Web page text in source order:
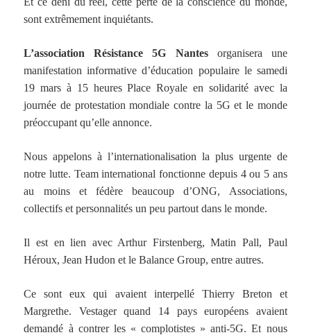
sont extrêmement inquiétants.
L’association Résistance 5G Nantesorganisera une
manifestation informative d’éducation populaire le samedi
19 mars à 15 heures Place Royale en solidarité avec la
journée de protestation mondiale contre la 5G et le monde
préoccupant qu’elle annonce.
Nous appelons à l’internationalisation la plus urgente de
notre lutte. Team international fonctionne depuis 4 ou 5 ans
au moins et fédère beaucoup d’ONG, Associations,
collectifs et personnalités un peu partout dans le monde.
Il est en lien avec Arthur Firstenberg, Matin Pall, Paul
Héroux, Jean Hudon et le Balance Group, entre autres.
Ce sont eux qui avaient interpellé Thierry Breton et
Margrethe. Vestager quand 14 pays européens avaient
demandé à contrer les « complotistes » anti-5G. Et nous